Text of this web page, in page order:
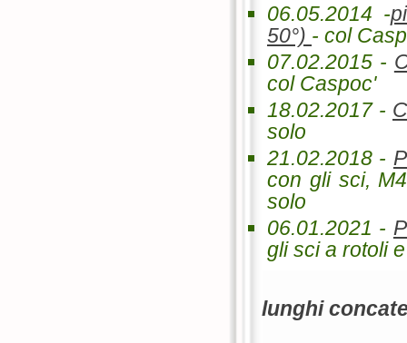
06.05.2014 -
50°) - col
07.02.2015 -
col Caspoc'
18.02.2017 -
solo
21.02.2018 -
con gli sci,
solo
06.01.2021 -
gli sci a rotoli
lunghi